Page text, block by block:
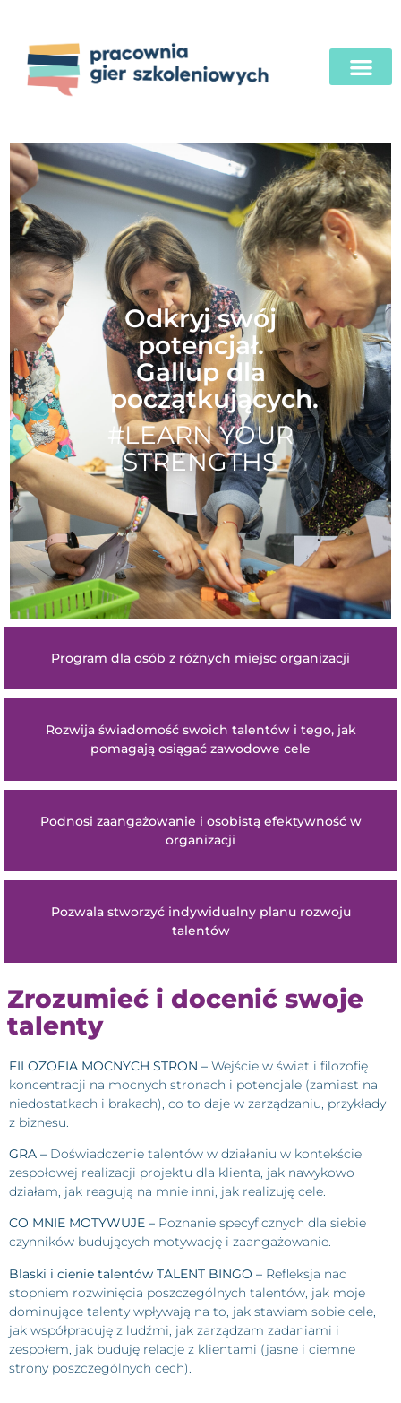
Odkryj swój
potencjał.
Gallup dla
początkujących.
#LEARN YOUR
STRENGTHS
Program dla osób z różnych miejsc organizacji
Rozwija świadomość swoich talentów i tego, jak
pomagają osiągać zawodowe cele
Podnosi zaangażowanie i osobistą efektywność w
organizacji
Pozwala stworzyć indywidualny planu rozwoju
talentów
Zrozumieć i docenić swoje
talenty
FILOZOFIA MOCNYCH STRON – Wejście w świat i filozofię
koncentracji na mocnych stronach i potencjale (zamiast na
niedostatkach i brakach), co to daje w zarządzaniu, przykłady
z biznesu.
GRA – Doświadczenie talentów w działaniu w kontekście
zespołowej realizacji projektu dla klienta, jak nawykowo
działam, jak reagują na mnie inni, jak realizuję cele.
CO MNIE MOTYWUJE – Poznanie specyficznych dla siebie
czynników budujących motywację i zaangażowanie.
Blaski i cienie talentów TALENT BINGO – Refleksja nad
stopniem rozwinięcia poszczególnych talentów, jak moje
dominujące talenty wpływają na to, jak stawiam sobie cele,
jak współpracuję z ludźmi, jak zarządzam zadaniami i
zespołem, jak buduję relacje z klientami (jasne i ciemne
strony poszczególnych cech).